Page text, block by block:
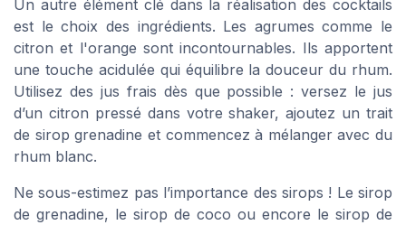
Un autre élément clé dans la réalisation des cocktails
est le choix des ingrédients. Les agrumes comme le
citron et l'orange sont incontournables. Ils apportent
une touche acidulée qui équilibre la douceur du rhum.
Utilisez des jus frais dès que possible : versez le jus
d’un citron pressé dans votre shaker, ajoutez un trait
de sirop grenadine et commencez à mélanger avec du
rhum blanc.
Ne sous-estimez pas l’importance des sirops ! Le sirop
de grenadine, le sirop de coco ou encore le sirop de